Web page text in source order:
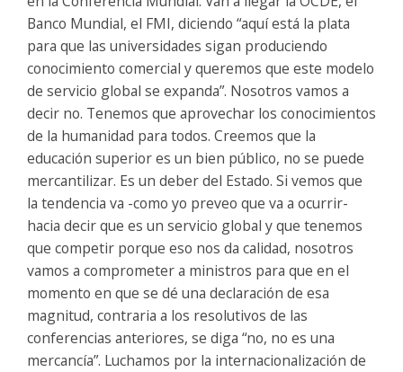
Banco Mundial, el FMI, diciendo “aquí está la plata
para que las universidades sigan produciendo
conocimiento comercial y queremos que este modelo
de servicio global se expanda”. Nosotros vamos a
decir no. Tenemos que aprovechar los conocimientos
de la humanidad para todos. Creemos que la
educación superior es un bien público, no se puede
mercantilizar. Es un deber del Estado. Si vemos que
la tendencia va -como yo preveo que va a ocurrir-
hacia decir que es un servicio global y que tenemos
que competir porque eso nos da calidad, nosotros
vamos a comprometer a ministros para que en el
momento en que se dé una declaración de esa
magnitud, contraria a los resolutivos de las
conferencias anteriores, se diga “no, no es una
mercancía”. Luchamos por la internacionalización de